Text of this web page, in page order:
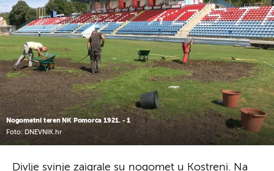
Nogometni teren NK Pomorca 1921. - 1
Foto: DNEVNIK.hr
Divlje svinje zaigrale su nogomet u Kostreni. Na